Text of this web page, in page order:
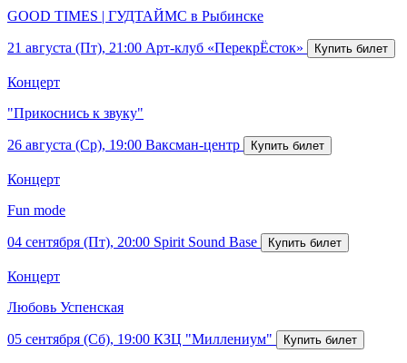
GOOD TIMES | ГУДТАЙМС в Рыбинске
21 августа (Пт), 21:00 Арт-клуб «ПерекрЁсток»
Концерт
"Прикоснись к звуку"
26 августа (Ср), 19:00 Ваксман-центр
Концерт
Fun mode
04 сентября (Пт), 20:00 Spirit Sound Base
Концерт
Любовь Успенская
05 сентября (Сб), 19:00 КЗЦ "Миллениум"